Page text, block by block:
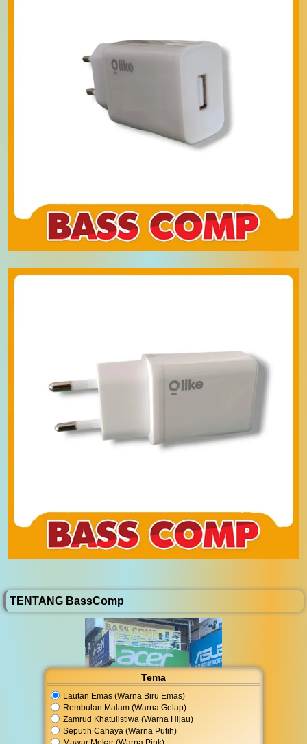
Tema
Lautan Emas (Warna Biru Emas)
Rembulan Malam (Warna Gelap)
Zamrud Khatulistiwa (Warna Hijau)
Seputih Cahaya (Warna Putih)
Mawar Mekar (Warna Pink)
TENTANG BassComp